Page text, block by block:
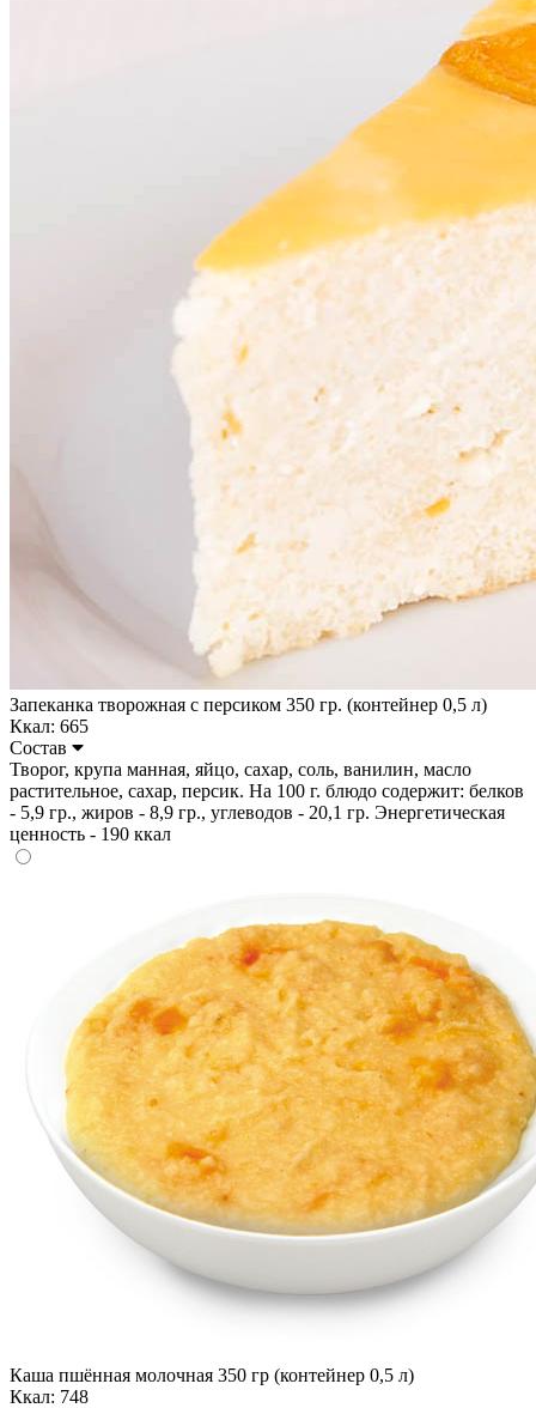
Запеканка творожная с персиком 350 гр. (контейнер 0,5 л)
Ккал: 665
Состав
Творог, крупа манная, яйцо, сахар, соль, ванилин, масло
растительное, сахар, персик. На 100 г. блюдо содержит: белков
- 5,9 гр., жиров - 8,9 гр., углеводов - 20,1 гр. Энергетическая
ценность - 190 ккал
Каша пшённая молочная 350 гр (контейнер 0,5 л)
Ккал: 748